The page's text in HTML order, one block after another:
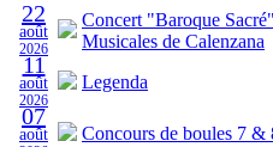
22
août
2026
Concert "Baroque
Musicales de Calenzana
11
août
2026
Legenda
07
août Concours de boules 7 &